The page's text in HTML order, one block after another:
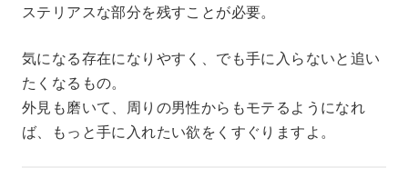
ステリアスな部分を残すことが必要。
気になる存在になりやすく、でも手に入らないと追い
たくなるもの。
外見も磨いて、周りの男性からもモテるようになれ
ば、もっと手に入れたい欲をくすぐりますよ。